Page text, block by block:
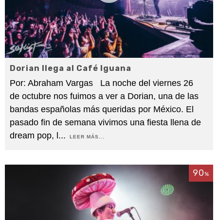
Dorian llega al Café Iguana
Por: Abraham Vargas La noche del viernes 26
de octubre nos fuimos a ver a Dorian, una de las
bandas españolas más queridas por México. El
pasado fin de semana vivimos una fiesta llena de
dream pop, l... LEER MÁS...
90%